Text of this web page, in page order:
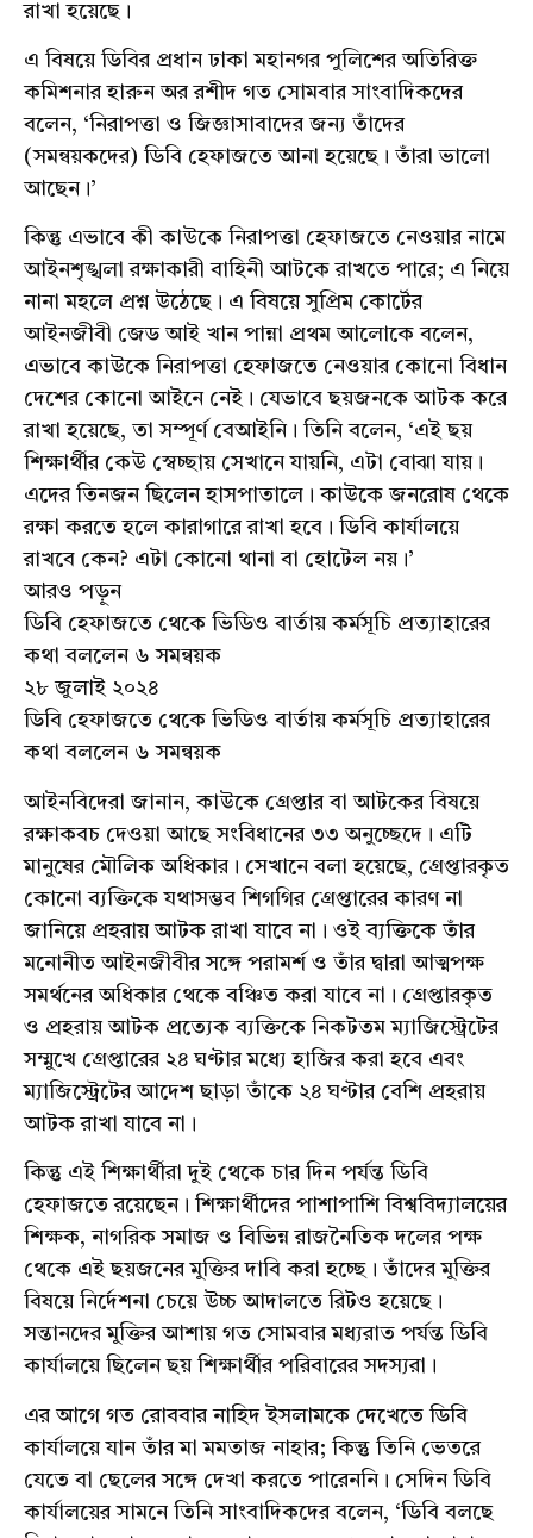
রাখা হয়েছে।
এ বিষয়ে ডিবির প্রধান ঢাকা মহানগর পুলিশের অতিরিক্ত
কমিশনার হারুন অর রশীদ গত সোমবার সাংবাদিকদের
বলেন, ‘নিরাপত্তা ও জিজ্ঞাসাবাদের জন্য তাঁদের
(সমন্বয়কদের) ডিবি হেফাজতে আনা হয়েছে। তাঁরা ভালো
আছেন।’
কিন্তু এভাবে কী কাউকে নিরাপত্তা হেফাজতে নেওয়ার নামে
আইনশৃঙ্খলা রক্ষাকারী বাহিনী আটকে রাখতে পারে; এ নিয়ে
নানা মহলে প্রশ্ন উঠেছে। এ বিষয়ে সুপ্রিম কোর্টের
আইনজীবী জেড আই খান পান্না প্রথম আলোকে বলেন,
এভাবে কাউকে নিরাপত্তা হেফাজতে নেওয়ার কোনো বিধান
দেশের কোনো আইনে নেই। যেভাবে ছয়জনকে আটক করে
রাখা হয়েছে, তা সম্পূর্ণ বেআইনি। তিনি বলেন, ‘এই ছয়
শিক্ষার্থীর কেউ স্বেচ্ছায় সেখানে যায়নি, এটা বোঝা যায়।
এদের তিনজন ছিলেন হাসপাতালে। কাউকে জনরোষ থেকে
রক্ষা করতে হলে কারাগারে রাখা হবে। ডিবি কার্যালয়ে
রাখবে কেন? এটা কোনো থানা বা হোটেল নয়।’
আরও পড়ুন
ডিবি হেফাজতে থেকে ভিডিও বার্তায় কর্মসূচি প্রত্যাহারের
কথা বললেন ৬ সমন্বয়ক
২৮ জুলাই ২০২৪
ডিবি হেফাজতে থেকে ভিডিও বার্তায় কর্মসূচি প্রত্যাহারের
কথা বললেন ৬ সমন্বয়ক
আইনবিদেরা জানান, কাউকে গ্রেপ্তার বা আটকের বিষয়ে
রক্ষাকবচ দেওয়া আছে সংবিধানের ৩৩ অনুচ্ছেদে। এটি
মানুষের মৌলিক অধিকার। সেখানে বলা হয়েছে, গ্রেপ্তারকৃত
কোনো ব্যক্তিকে যথাসম্ভব শিগগির গ্রেপ্তারের কারণ না
জানিয়ে প্রহরায় আটক রাখা যাবে না। ওই ব্যক্তিকে তাঁর
মনোনীত আইনজীবীর সঙ্গে পরামর্শ ও তাঁর দ্বারা আত্মপক্ষ
সমর্থনের অধিকার থেকে বঞ্চিত করা যাবে না। গ্রেপ্তারকৃত
ও প্রহরায় আটক প্রত্যেক ব্যক্তিকে নিকটতম ম্যাজিস্ট্রেটের
সম্মুখে গ্রেপ্তারের ২৪ ঘণ্টার মধ্যে হাজির করা হবে এবং
ম্যাজিস্ট্রেটের আদেশ ছাড়া তাঁকে ২৪ ঘণ্টার বেশি প্রহরায়
আটক রাখা যাবে না।
কিন্তু এই শিক্ষার্থীরা দুই থেকে চার দিন পর্যন্ত ডিবি
হেফাজতে রয়েছেন। শিক্ষার্থীদের পাশাপাশি বিশ্ববিদ্যালয়ের
শিক্ষক, নাগরিক সমাজ ও বিভিন্ন রাজনৈতিক দলের পক্ষ
থেকে এই ছয়জনের মুক্তির দাবি করা হচ্ছে। তাঁদের মুক্তির
বিষয়ে নির্দেশনা চেয়ে উচ্চ আদালতে রিটও হয়েছে।
সন্তানদের মুক্তির আশায় গত সোমবার মধ্যরাত পর্যন্ত ডিবি
কার্যালয়ে ছিলেন ছয় শিক্ষার্থীর পরিবারের সদস্যরা।
এর আগে গত রোববার নাহিদ ইসলামকে দেখেতে ডিবি
কার্যালয়ে যান তাঁর মা মমতাজ নাহার; কিন্তু তিনি ভেতরে
যেতে বা ছেলের সঙ্গে দেখা করতে পারেননি। সেদিন ডিবি
কার্যালয়ের সামনে তিনি সাংবাদিকদের বলেন, ‘ডিবি বলছে